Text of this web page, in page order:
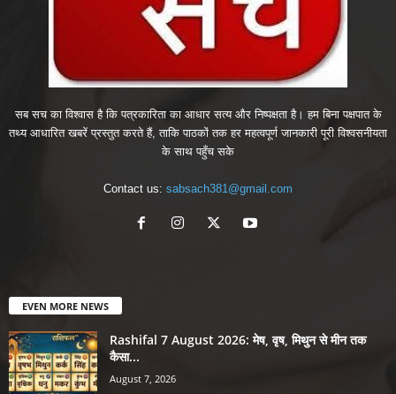
सब सच का विश्वास है कि पत्रकारिता का आधार सत्य और निष्पक्षता है। हम बिना पक्षपात के
तथ्य आधारित खबरें प्रस्तुत करते हैं, ताकि पाठकों तक हर महत्वपूर्ण जानकारी पूरी विश्वसनीयता
के साथ पहुँच सके
Contact us: sabsach381@gmail.com
EVEN MORE NEWS
Rashifal 7 August 2026: मेष, वृष, मिथुन से मीन तक
कैसा...
August 7, 2026